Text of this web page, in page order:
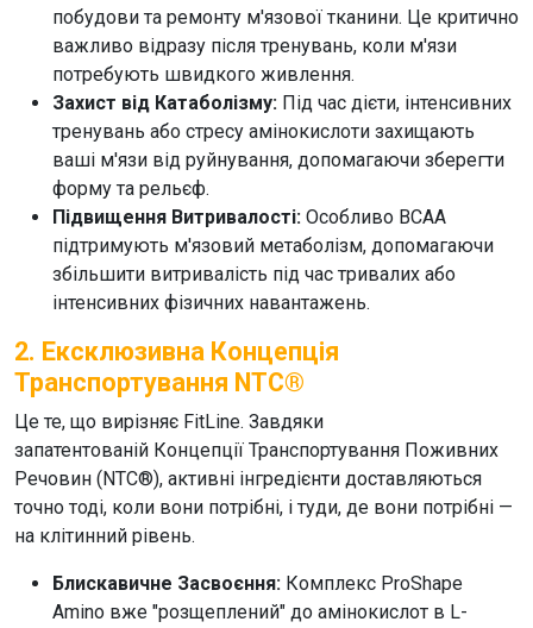
побудови та ремонту м'язової тканини. Це критично
важливо відразу після тренувань, коли м'язи
потребують швидкого живлення.
Захист від Катаболізму: Під час дієти, інтенсивних
тренувань або стресу амінокислоти захищають
ваші м'язи від руйнування, допомагаючи зберегти
форму та рельєф.
Підвищення Витривалості: Особливо BCAA
підтримують м'язовий метаболізм, допомагаючи
збільшити витривалість під час тривалих або
інтенсивних фізичних навантажень.
2. Ексклюзивна Концепція
Транспортування NTC®
Це те, що вирізняє FitLine. Завдяки
запатентованій Концепції Транспортування Поживних
Речовин (NTC®), активні інгредієнти доставляються
точно тоді, коли вони потрібні, і туди, де вони потрібні —
на клітинний рівень.
Блискавичне Засвоєння: Комплекс ProShape
Amino вже "розщеплений" до амінокислот в L-